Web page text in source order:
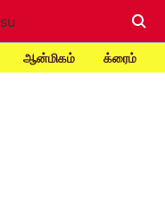
ஆன்மிகம் க்ரைம்